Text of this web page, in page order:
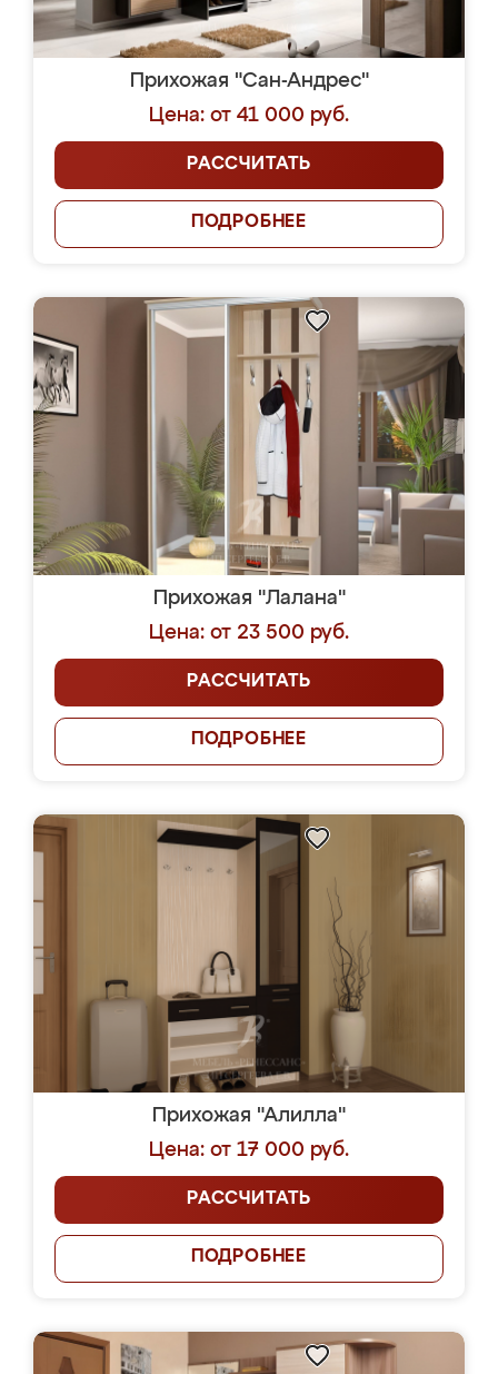
Прихожая "Сан-Андрес"
Цена: от 41 000 руб.
РАССЧИТАТЬ
ПОДРОБНЕЕ
Прихожая "Лалана"
Цена: от 23 500 руб.
РАССЧИТАТЬ
ПОДРОБНЕЕ
Прихожая "Алилла"
Цена: от 17 000 руб.
РАССЧИТАТЬ
ПОДРОБНЕЕ